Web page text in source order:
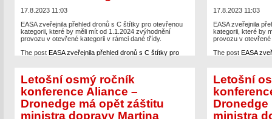
bezpilotní letecký průmysl
17.8.2023 11:03
EASA zveřejnila přehled dronů s C štítky pro otevřenou
kategorii, které by měli mít od 1.1.2024 zvýhodnění
provozu v otevřené kategorii v rámci dané třídy.
The post EASA zveřejnila přehled dronů s C štítky pro
17.8.2023 11:03
EASA zveřejnila
kategorii, které by
provozu v
The post EASA
Letošní osmý ročník
konference Aliance –
Dronedge má opět záštitu
ministra dopravy Martina
Letošní
Dronedge
ministra